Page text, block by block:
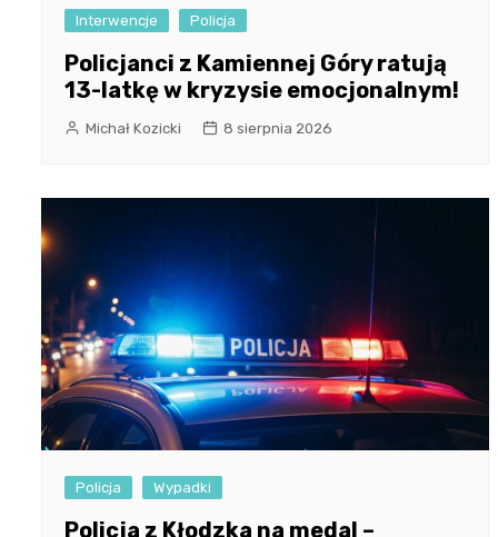
Interwencje Policja
Policjanci z Kamiennej Góry ratują
13-latkę w kryzysie emocjonalnym!
Michał Kozicki 8 sierpnia 2026
Policja Wypadki
Policja z Kłodzka na medal –